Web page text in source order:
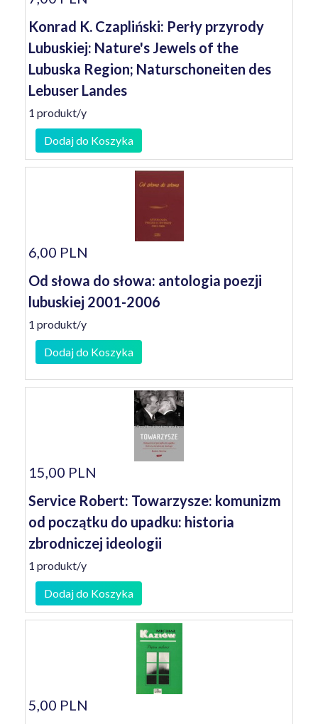
Konrad K. Czapliński: Perły przyrody
Lubuskiej: Nature's Jewels of the
Lubuska Region; Naturschoneiten des
Lebuser Landes
1 produkt/y
Dodaj do Koszyka
6,00 PLN
Od słowa do słowa: antologia poezji
lubuskiej 2001-2006
1 produkt/y
Dodaj do Koszyka
15,00 PLN
Service Robert: Towarzysze: komunizm
od początku do upadku: historia
zbrodniczej ideologii
1 produkt/y
Dodaj do Koszyka
5,00 PLN